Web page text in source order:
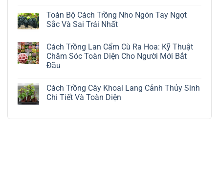
Cây
Đô
La
Thuật
Chăm
Sóc
Lá
Tế
bình
luận
ở
Địa
Lan
Tứ
Thời:
Chi
Tiết
Trồng
Toàn Bộ Cách Trồng Nho Ngón Tay Ngọt
Sắc Và Sai Trái Nhất
bình
luận
ở
Toàn
Trồng
Nho
Ngón
Cách Trồng Lan Cẩm Cù Ra Hoa: Kỹ Thuật
Chăm Sóc Toàn Diện Cho Người Mới Bắt
Đầu
bình
luận
ở
Lan
Cách Trồng Cây Khoai Lang Cảnh Thủy Sinh
Chi Tiết Và Toàn Diện
bình